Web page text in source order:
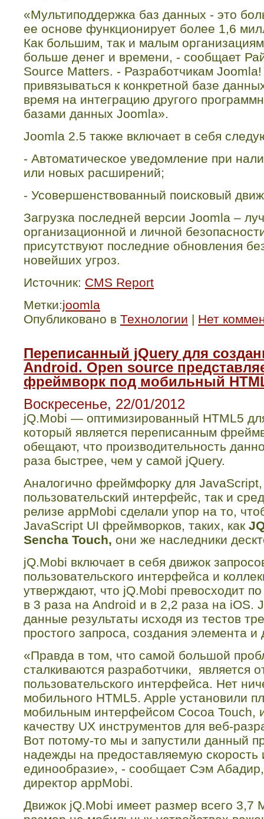
«Мультиподдержка баз данных - это
ее основе функционирует более 1,6
Как большим, так и малым
больше денег и времени, - сообщает
Source Matters. - Разработчикам Joomla
привязываться к конкретной базе
время на интеграцию другого
базами данных Joomla».
Joomla 2.5 также включает в себя
- Автоматическое уведомление при
или новых расширений;
- Усовершенствованный поисковый
Загрузка последней версии Joomla –
организационной и личной
присутствуют последние обновления
новейших угроз.
Источник: CMS Report
Метки:joomla
Опубликовано в Технологии | Нет
Переписанный jQuery для
Android. Open source
фреймворк под мобильный
Воскресенье, 22/01/2012
jQ.Mobi — оптимизированный HTML5
который является переписанным
обещают, что производительность
раза быстрее, чем у самой jQuery.
Аналогично фреймфорку для JavaScript,
пользовательский интерфейс, так и
релизе appMobi сделали упор на то,
JavaScript UI фреймворков, таких, как
Sencha Touch, они же наследники
jQ.Mobi включает в себя движок
пользовательского интерфейса и
утверждают, что jQ.Mobi превосходит
в 3 раза на Android и в 2,2 раза на iOS.
данные результаты исходя из тестов
простого запроса, создания элемента
«Правда в том, что самой большой
сталкиваются разработчики, является
пользовательского интерфейса. Нет
мобильного HTML5. Apple установили
мобильным интерфейсом Cocoa Touch,
качеству UX инструментов для веб-
Вот потому-то мы и запустили данный
надежды на предоставляемую
единообразие», - сообщает Сэм
директор appMobi.
Движок jQ.Mobi имеет размер всего 3,7